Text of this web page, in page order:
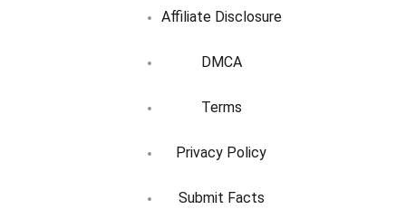
Affiliate Disclosure
DMCA
Terms
Privacy Policy
Submit Facts